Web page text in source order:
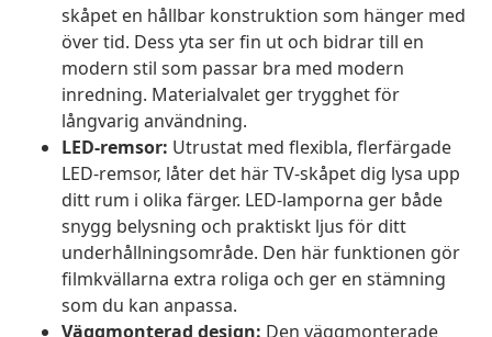
skåpet en hållbar konstruktion som hänger med
över tid. Dess yta ser fin ut och bidrar till en
modern stil som passar bra med modern
inredning. Materialvalet ger trygghet för
långvarig användning.
LED-remsor: Utrustat med flexibla, flerfärgade
LED-remsor, låter det här TV-skåpet dig lysa upp
ditt rum i olika färger. LED-lamporna ger både
snygg belysning och praktiskt ljus för ditt
underhållningsområde. Den här funktionen gör
filmkvällarna extra roliga och ger en stämning
som du kan anpassa.
Väggmonterad design: Den väggmonterade